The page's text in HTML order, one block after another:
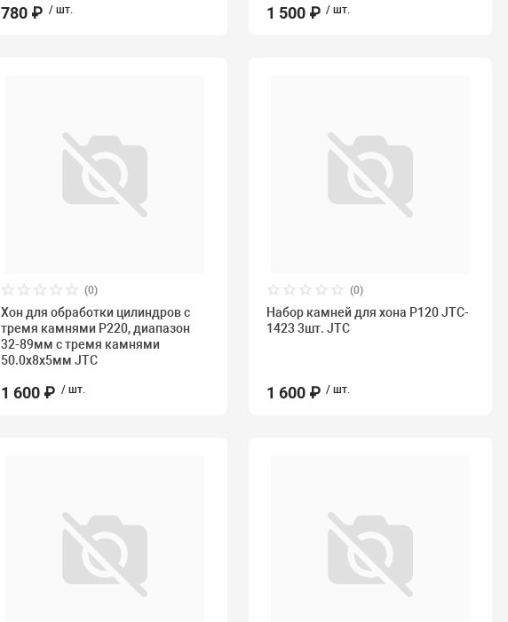
780 ₽ / шт. 1 500 ₽ / шт.
(0)
Хон для обработки цилиндров с
тремя камнями P220, диапазон
32-89мм с тремя камнями
50.0x8x5мм JTC
1 600 ₽ / шт.
(0)
Набор камней для хона P120 JTC-
1423 3шт. JTC
1 600 ₽ / шт.